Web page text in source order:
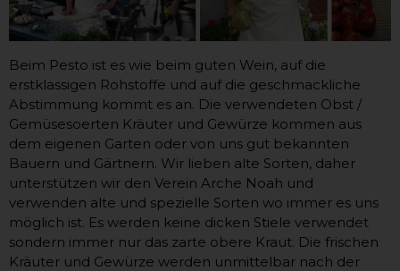
Beim Pesto ist es wie beim guten Wein, auf die
erstklassigen Rohstoffe und auf die geschmackliche
Abstimmung kommt es an. Die verwendeten Obst /
Gemüsesoerten Kräuter und Gewürze kommen aus
dem eigenen Garten oder von uns gut bekannten
Bauern und Gärtnern. Wir lieben alte Sorten, daher
unterstützen wir den Verein Arche Noah und
verwenden alte und spezielle Sorten wo immer es uns
möglich ist. Es werden keine dicken Stiele verwendet
sondern immer nur das zarte obere Kraut. Die frischen
Kräuter und Gewürze werden unmittelbar nach der